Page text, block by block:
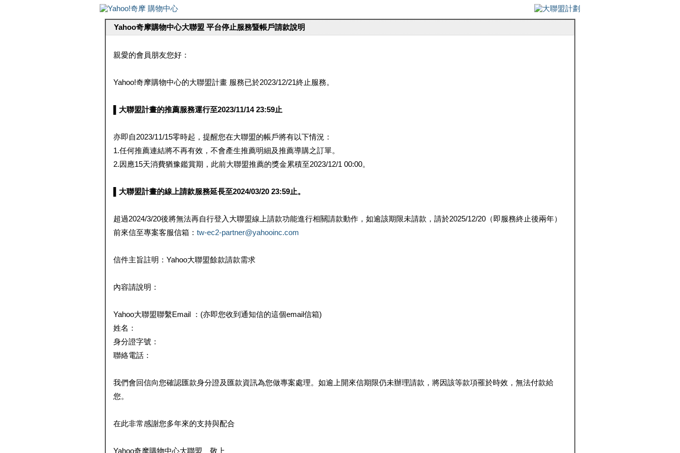
Yahoo奇摩購物中心大聯盟 平台停止服務暨帳戶請款說明
親愛的會員朋友您好：
Yahoo!奇摩購物中心的大聯盟計畫 服務已於2023/12/21終止服務。
▌大聯盟計畫的推薦服務運行至2023/11/14 23:59止
亦即自2023/11/15零時起，提醒您在大聯盟的帳戶將有以下情況：
1.任何推薦連結將不再有效，不會產生推薦明細及推薦導購之訂單。
2.因應15天消費猶豫鑑賞期，此前大聯盟推薦的獎金累積至2023/12/1 00:00。
▌大聯盟計畫的線上請款服務延長至2024/03/20 23:59止。
超過2024/3/20後將無法再自行登入大聯盟線上請款功能進行相關請款動作，如逾該期限未請款，請於2025/12/20（即服務終止後兩年）
前來信至專案客服信箱： tw-ec2-partner@yahooinc.com
信件主旨註明：Yahoo大聯盟餘款請款需求
內容請說明：
Yahoo大聯盟聯繫Email ：(亦即您收到通知信的這個email信箱)
姓名：
身分證字號：
聯絡電話：
我們會回信向您確認匯款身分證及匯款資訊為您做專案處理。如逾上開來信期限仍未辦理請款，將因該等款項罹於時效，無法付款給
您。
在此非常感謝您多年來的支持與配合
Yahoo奇摩購物中心大聯盟 敬上